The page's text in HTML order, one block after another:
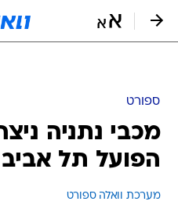
ספורט
הפועל תל אביב
מערכת וואלה ספורט